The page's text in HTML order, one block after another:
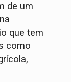
de um
que tem
como